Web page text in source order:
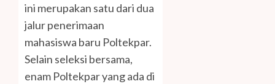
ini merupakan satu dari dua
jalur penerimaan
mahasiswa baru Poltekpar.
Selain seleksi bersama,
enam Poltekpar yang ada di